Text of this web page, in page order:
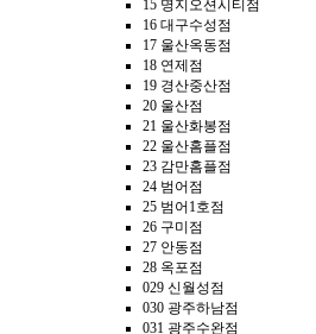
15 명지오션시티점
16 대구수성점
17 울산옥동점
18 연제점
19 경산중산점
20 울산점
21 울산화봉점
22 울산홈플점
23 감만홈플점
24 범어점
25 범어1호점
26 구미점
27 안동점
28 옥포점
029 신월성점
030 광주하남점
031 광주수완점